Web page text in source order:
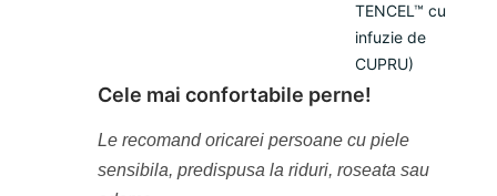
TENCEL™ cu
infuzie de
CUPRU)
Cele mai confortabile perne!
Le recomand oricarei persoane cu piele
sensibila, predispusa la riduri, roseata sau